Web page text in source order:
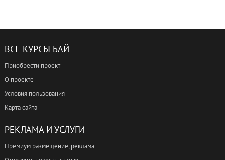
ВСЕ КУРСЫ БАЙ
Приобрести проект
О проекте
Условия пользования
Карта сайта
РЕКЛАМА И УСЛУГИ
Премиум размещение, реклама